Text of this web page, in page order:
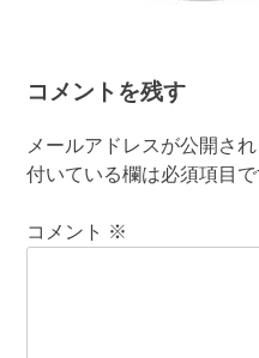
コメントを残す
メールアドレスが公開さ
付いている欄は必須項目で
コメント ※